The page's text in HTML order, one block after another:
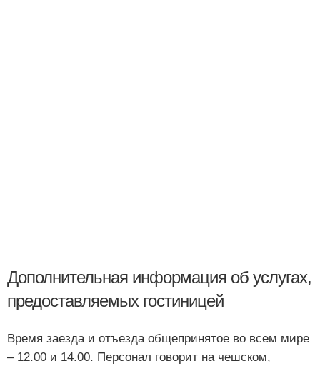
Дополнительная информация об услугах,
предоставляемых гостиницей
Время заезда и отъезда общепринятое во всем мире
– 12.00 и 14.00. Персонал говорит на чешском,